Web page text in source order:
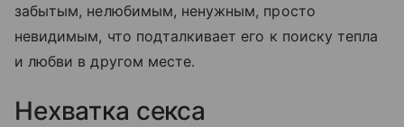
забытым, нелюбимым, ненужным, просто
невидимым, что подталкивает его к поиску тепла
и любви в другом месте.
Нехватка секса